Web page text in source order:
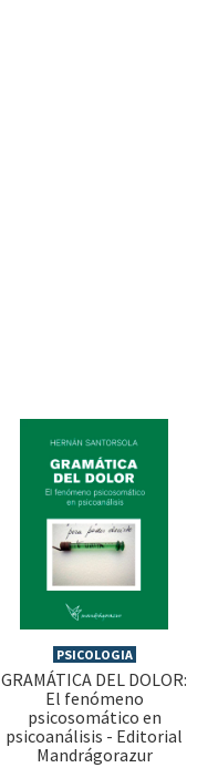
PSICOLOGIA
GRAMÁTICA DEL DOLOR:
El fenómeno
psicosomático en
psicoanálisis - Editorial
Mandrágorazur